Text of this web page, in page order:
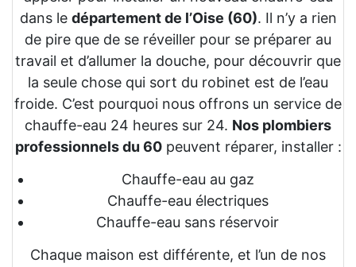
dans le département de l’Oise (60). Il n’y a rien
de pire que de se réveiller pour se préparer au
travail et d’allumer la douche, pour découvrir que
la seule chose qui sort du robinet est de l’eau
froide. C’est pourquoi nous offrons un service de
chauffe-eau 24 heures sur 24. Nos plombiers
professionnels du 60peuvent réparer, installer :
Chauffe-eau au gaz
Chauffe-eau électriques
Chauffe-eau sans réservoir
Chaque maison est différente, et l’un de nos